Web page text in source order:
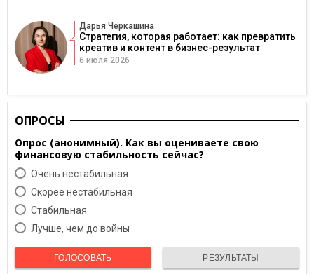
Дарья Черкашина
Стратегия, которая работает: как превратить
креатив и контент в бизнес-результат
6 июля 2026
ОПРОСЫ
Опрос (анонимный). Как вы оцениваете свою
финансовую стабильность сейчас?
Очень нестабильная
Скорее нестабильная
Cтабильная
Лучше, чем до войны
ГОЛОСОВАТЬ РЕЗУЛЬТАТЫ